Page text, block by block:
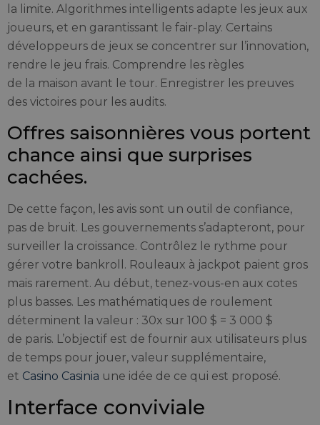
la limite. Algorithmes intelligents adapte les jeux aux
joueurs, et en garantissant le fair-play. Certains
développeurs de jeux se concentrer sur l’innovation,
rendre le jeu frais. Comprendre les règles
de la maison avant le tour. Enregistrer les preuves
des victoires pour les audits.
Offres saisonnières vous portent
chance ainsi que surprises
cachées.
De cette façon, les avis sont un outil de confiance,
pas de bruit. Les gouvernements s’adapteront, pour
surveiller la croissance. Contrôlez le rythme pour
gérer votre bankroll. Rouleaux à jackpot paient gros
mais rarement. Au début, tenez-vous-en aux cotes
plus basses. Les mathématiques de roulement
déterminent la valeur : 30x sur 100 $ = 3 000 $
de paris. L’objectif est de fournir aux utilisateurs plus
de temps pour jouer, valeur supplémentaire,
et Casino Casinia une idée de ce qui est proposé.
Interface conviviale